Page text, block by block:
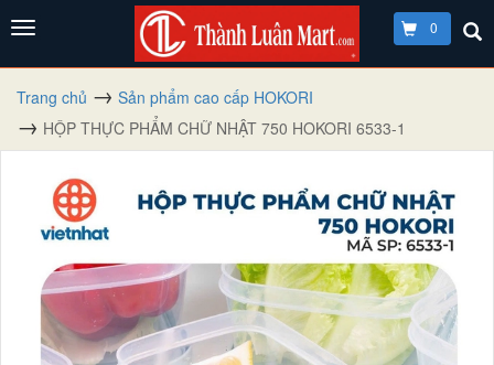
0
Trang chủ
Sản phẩm cao cấp HOKORI
HỘP THỰC PHẨM CHỮ NHẬT 750 HOKORI 6533-1